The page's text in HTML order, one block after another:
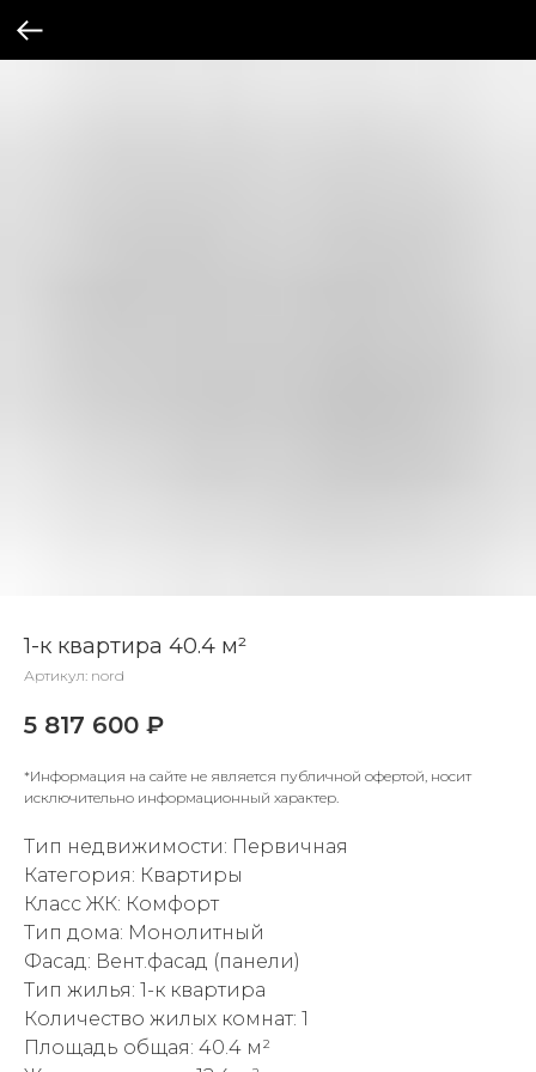
1-к квартира 40.4 м²
Артикул: nord
5 817 600 ₽
*Информация на сайте не является публичной офертой, носит
исключительно информационный характер.
Тип недвижимости: Первичная
Категория: Квартиры
Класс ЖК: Комфорт
Тип дома: Монолитный
Фасад: Вент.фасад (панели)
Тип жилья: 1-к квартира
Количество жилых комнат: 1
Площадь общая: 40.4 м²